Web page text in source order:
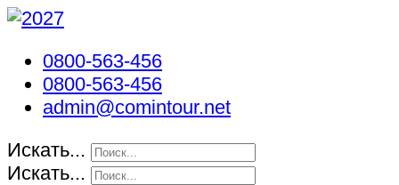
0800-563-456
0800-563-456
admin@comintour.net
Искать...
Искать...